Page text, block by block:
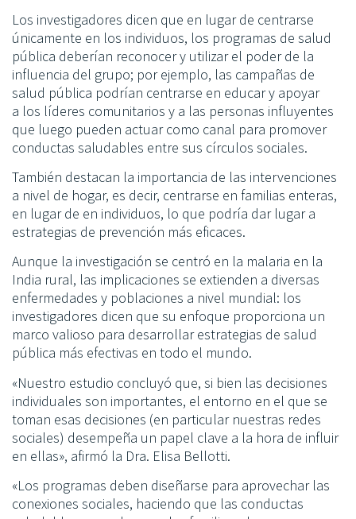
Los investigadores dicen que en lugar de centrarse
únicamente en los individuos, los programas de salud
pública deberían reconocer y utilizar el poder de la
influencia del grupo; por ejemplo, las campañas de
salud pública podrían centrarse en educar y apoyar
a los líderes comunitarios y a las personas influyentes
que luego pueden actuar como canal para promover
conductas saludables entre sus círculos sociales.
También destacan la importancia de las intervenciones
a nivel de hogar, es decir, centrarse en familias enteras,
en lugar de en individuos, lo que podría dar lugar a
estrategias de prevención más eficaces.
Aunque la investigación se centró en la malaria en la
India rural, las implicaciones se extienden a diversas
enfermedades y poblaciones a nivel mundial: los
investigadores dicen que su enfoque proporciona un
marco valioso para desarrollar estrategias de salud
pública más efectivas en todo el mundo.
«Nuestro estudio concluyó que, si bien las decisiones
individuales son importantes, el entorno en el que se
toman esas decisiones (en particular nuestras redes
sociales) desempeña un papel clave a la hora de influir
en ellas», afirmó la Dra. Elisa Bellotti.
«Los programas deben diseñarse para aprovechar las
conexiones sociales, haciendo que las conductas